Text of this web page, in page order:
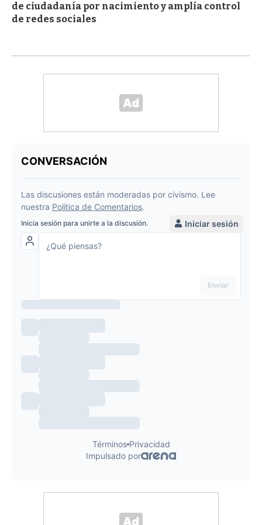
de ciudadanía por nacimiento y amplía control
de redes sociales